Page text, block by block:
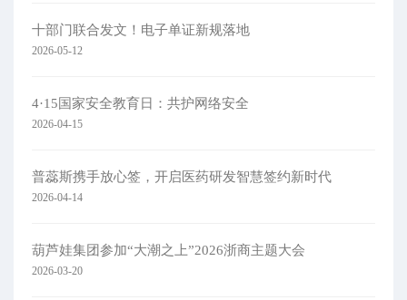
十部门联合发文！电子单证新规落地
2026-05-12
4·15国家安全教育日：共护网络安全​
2026-04-15
普蕊斯携手放心签，开启医药研发智慧签约新时代
2026-04-14
葫芦娃集团参加“大潮之上”2026浙商主题大会
2026-03-20